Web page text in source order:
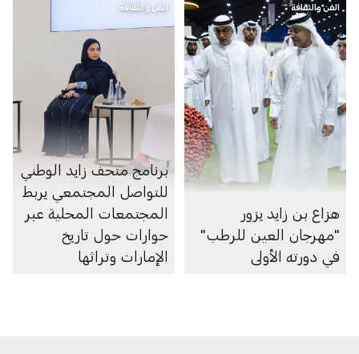
الفن والثقافة
هزاع بن زايد يزور
"مهرجان العين للرطب"
في دورته الأولى
الفن والثقافة
برنامج متحف زايد الوطني
للتواصل المجتمعي يربط
المجتمعات المحلية عبر
حوارات حول تاريخ
الإمارات وتراثها